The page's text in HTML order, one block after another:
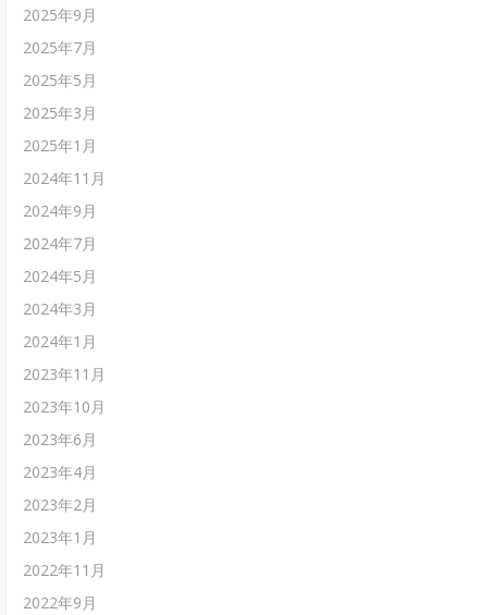
2025年9月
2025年7月
2025年5月
2025年3月
2025年1月
2024年11月
2024年9月
2024年7月
2024年5月
2024年3月
2024年1月
2023年11月
2023年10月
2023年6月
2023年4月
2023年2月
2023年1月
2022年11月
2022年9月